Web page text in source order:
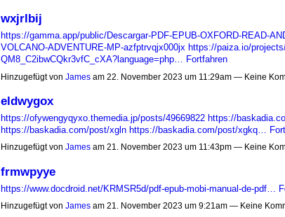
wxjrlbij
https://gamma.app/public/Descargar-PDF-EPUB-OXFORD-READ-
VOLCANO-ADVENTURE-MP-azfptrvqjx000jx https://paiza.io/
QM8_C2ibwCQkr3vfC_cXA?language=php… Fortfahren
Hinzugefügt von Jamesam 22. November 2023 um 11:29am — Keine
eldwygox
https://ofywengyqyxo.themedia.jp/posts/49669822 https://
https://baskadia.com/post/xgln https://baskadia.com/post/xgkq…
Hinzugefügt von Jamesam 21. November 2023 um 11:43pm — Keine
frmwpyye
https://www.docdroid.net/KRMSR5d/pdf-epub-mobi-manual-de-pdf…
Hinzugefügt von Jamesam 21. November 2023 um 9:21am — Keine